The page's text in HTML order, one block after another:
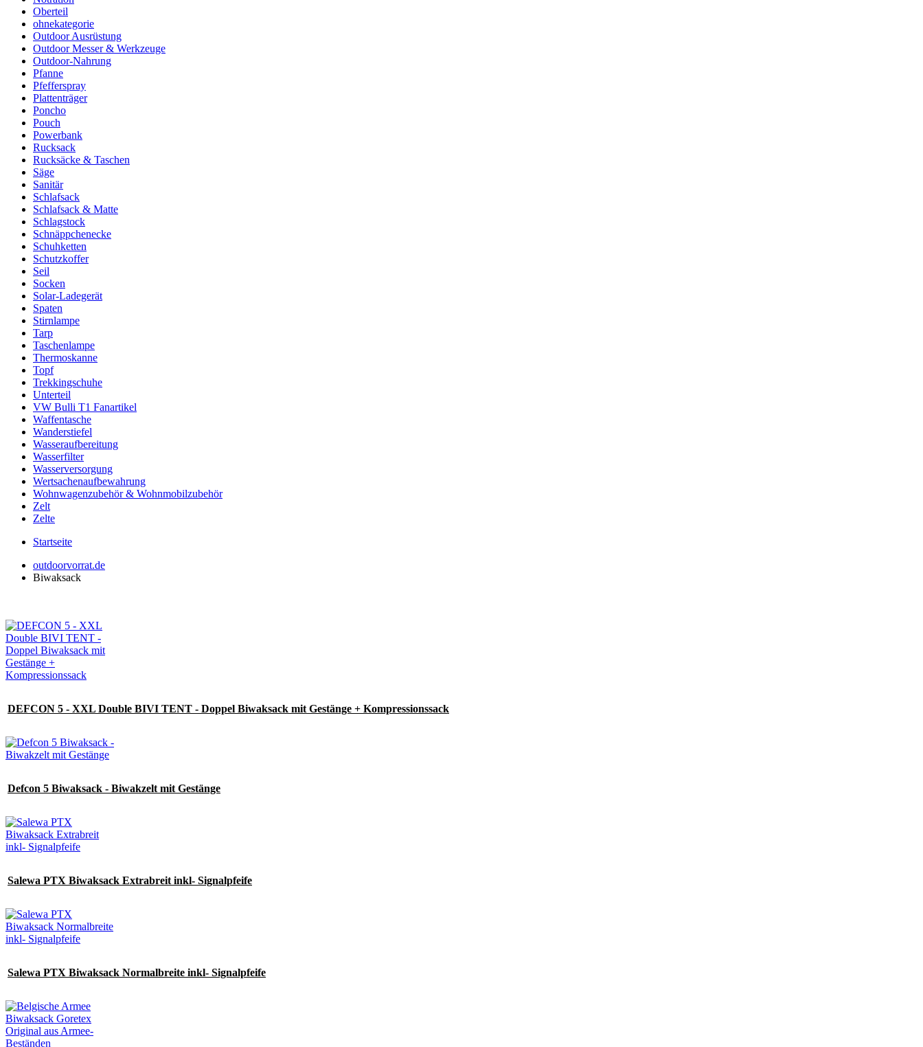
Oberteil
ohnekategorie
Outdoor Ausrüstung
Outdoor Messer & Werkzeuge
Outdoor-Nahrung
Pfanne
Pfefferspray
Plattenträger
Poncho
Pouch
Powerbank
Rucksack
Rucksäcke & Taschen
Säge
Sanitär
Schlafsack
Schlafsack & Matte
Schlagstock
Schnäppchenecke
Schuhketten
Schutzkoffer
Seil
Socken
Solar-Ladegerät
Spaten
Stirnlampe
Tarp
Taschenlampe
Thermoskanne
Topf
Trekkingschuhe
Unterteil
VW Bulli T1 Fanartikel
Waffentasche
Wanderstiefel
Wasseraufbereitung
Wasserfilter
Wasserversorgung
Wertsachenaufbewahrung
Wohnwagenzubehör & Wohnmobilzubehör
Zelt
Zelte
Startseite
outdoorvorrat.de
Biwaksack
DEFCON 5 - XXL Double BIVI TENT - Doppel Biwaksack mit Gestänge + Kompressionssack
Defcon 5 Biwaksack - Biwakzelt mit Gestänge
Salewa PTX Biwaksack Extrabreit inkl- Signalpfeife
Salewa PTX Biwaksack Normalbreite inkl- Signalpfeife